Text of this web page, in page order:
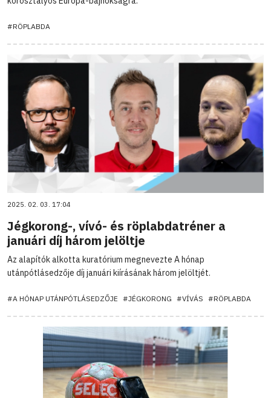
#RÖPLABDA
2025. 02. 03. 17:04
Jégkorong-, vívó- és röplabdatréner a
januári díj három jelöltje
Az alapítók alkotta kuratórium megnevezte A hónap
utánpótlásedzője díj januári kiírásának három jelöltjét.
#A HÓNAP UTÁNPÓTLÁSEDZŐJE #JÉGKORONG #VÍVÁS #RÖPLABDA